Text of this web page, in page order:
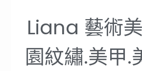
Liana 藝術
園紋繡.美甲.